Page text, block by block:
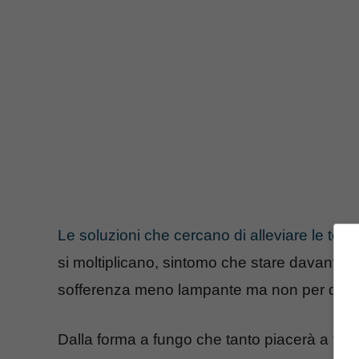
Le soluzioni che cercano di alleviare le
si moltiplicano, sintomo che stare davanti
sofferenza meno lampante ma non per
Dalla forma a fungo che tanto piacerà a